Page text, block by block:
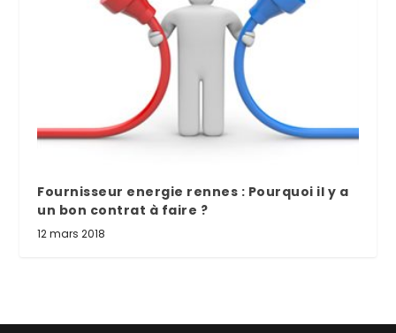
Fournisseur energie rennes : Pourquoi il y a
un bon contrat à faire ?
12 mars 2018